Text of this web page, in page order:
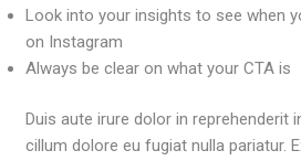
Look into your insights to see when
on Instagram
Always be clear on what your CTA is
Duis aute irure dolor in reprehenderit
cillum dolore eu fugiat nulla pariatur.